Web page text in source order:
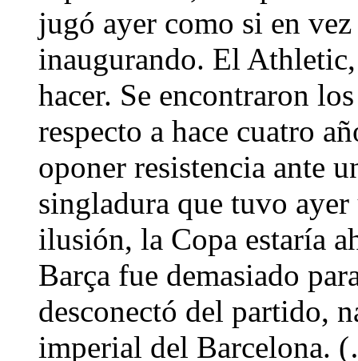
jugó ayer como si en
inaugurando. El
hacer. Se encontraron
respecto a hace cuatro
oponer resistencia ante
singladura que tuvo
ilusión, la Copa estaría
Barça fue demasiado
desconectó del partido,
imperial del Barcelona.